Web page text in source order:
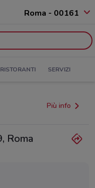
Roma - 00161
RISTORANTI SERVIZI
Più info
Roma